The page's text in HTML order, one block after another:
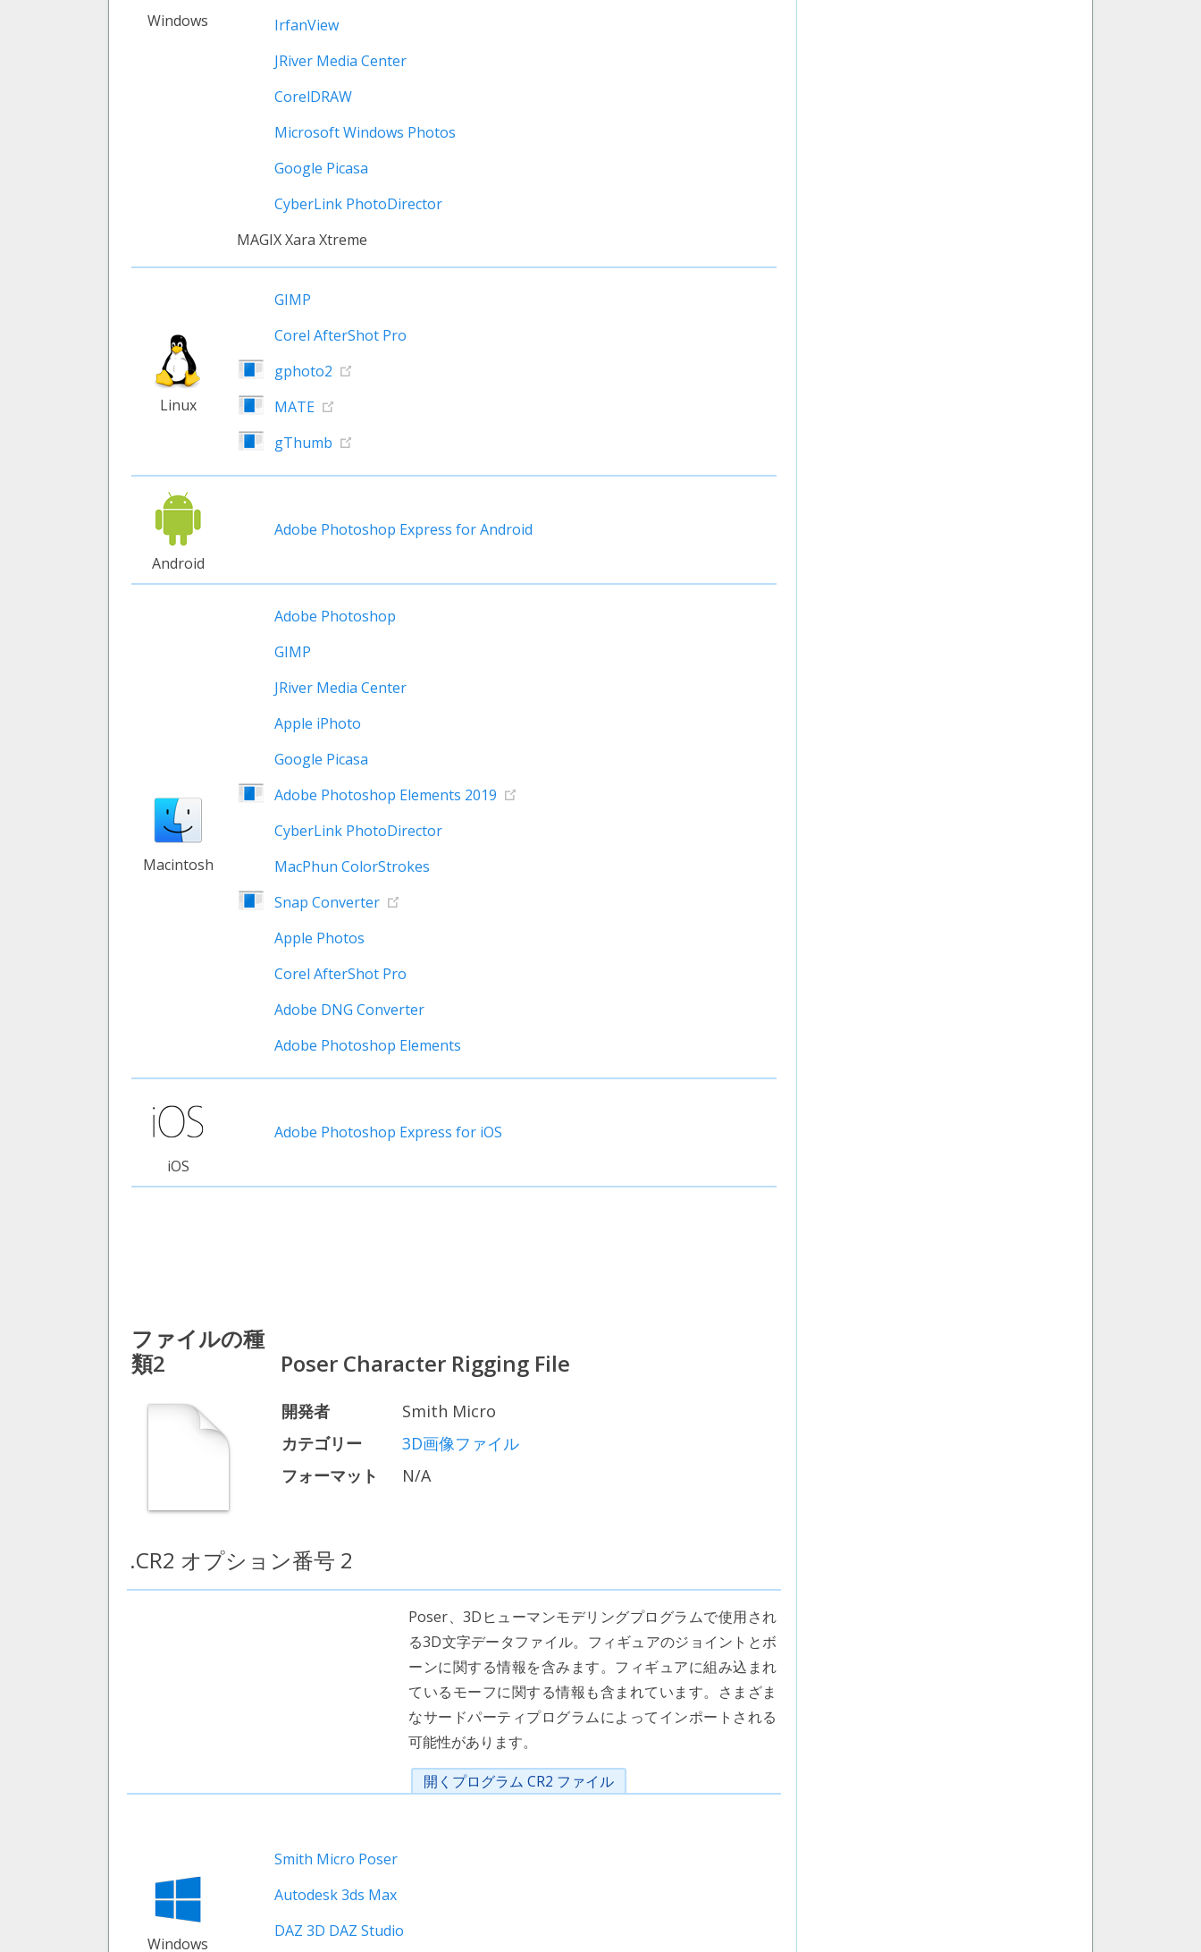
Windows
IrfanView
JRiver Media Center
CorelDRAW
Microsoft Windows Photos
Google Picasa
CyberLink PhotoDirector
MAGIX Xara Xtreme
Linux
GIMP
Corel AfterShot Pro
gphoto2
MATE
gThumb
Android
Adobe Photoshop Express for Android
Macintosh
Adobe Photoshop
GIMP
JRiver Media Center
Apple iPhoto
Google Picasa
Adobe Photoshop Elements 2019
CyberLink PhotoDirector
MacPhun ColorStrokes
Snap Converter
Apple Photos
Corel AfterShot Pro
Adobe DNG Converter
Adobe Photoshop Elements
iOS
Adobe Photoshop Express for iOS
ファイルの種
類2
Poser Character Rigging File
開発者
Smith Micro
カテゴリー
3D画像ファイル
フォーマット
N/A
.CR2 オプション番号 2
Poser、3Dヒューマンモデリングプログラムで使用され
る3D文字データファイル。フィギュアのジョイントとボ
ーンに関する情報を含みます。フィギュアに組み込まれ
ているモーフに関する情報も含まれています。さまざま
なサードパーティプログラムによってインポートされる
可能性があります。
開くプログラム CR2 ファイル
Windows
Smith Micro Poser
Autodesk 3ds Max
DAZ 3D DAZ Studio